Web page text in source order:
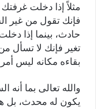
مثلاً إذا دخلت
فإنك تقول من غير
حادث، بينما إذا
تغير فإنك لا تسأل
بقاءه مكانه ليس
والله تعالى بما
يكون له محدث، بل